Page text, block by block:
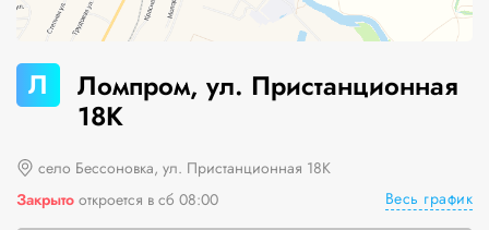
Л
Ломпром, ул. Пристанционная
18К
село Бессоновка, ул. Пристанционная 18К
Закрыто откроется в сб 08:00 Весь график